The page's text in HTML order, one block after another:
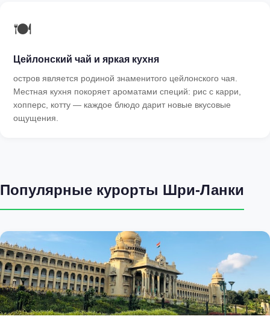
🍽
Цейлонский чай и яркая кухня
остров является родиной знаменитого цейлонского чая.
Местная кухня покоряет ароматами специй: рис с карри,
хопперс, котту — каждое блюдо дарит новые вкусовые
ощущения.
Популярные курорты Шри-Ланки